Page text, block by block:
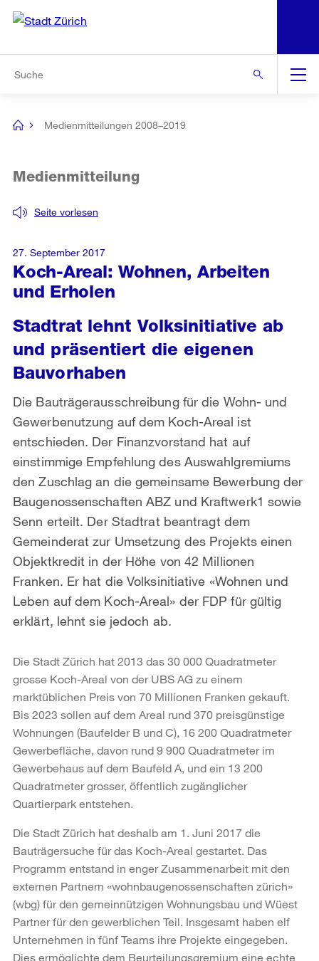
Navigation
[no
Medienmitteilungen 2008–2019
Koch-Areal: Wohnen, Arbeiten
und Erholen
Seite vorlesen
Medienmitteilung
Stadtrat lehnt Volksinitiative ab
und präsentiert die eigenen
Bauvorhaben
Die Bauträgerausschreibung für die Wohn- und
Gewerbenutzung auf dem Koch-Areal ist
entschieden. Der Finanzvorstand hat auf
einstimmige Empfehlung des Auswahlgremiums
den Zuschlag an die gemeinsame Bewerbung der
Baugenossenschaften ABZ und Kraftwerk1 sowie
Senn erteilt. Der Stadtrat beantragt dem
Gemeinderat zur Umsetzung des Projekts einen
Objektkredit in der Höhe von 42 Millionen
Franken. Er hat die Volksinitiative «Wohnen und
Leben auf dem Koch-Areal» der FDP für gültig
erklärt, lehnt sie jedoch ab.
27. September 2017
Die Stadt Zürich hat 2013 das 30 000 Quadratmeter
grosse Koch-Areal von der UBS AG zu einem
marktüblichen Preis von 70 Millionen Franken gekauft.
Bis 2023 sollen auf dem Areal rund 370 preisgünstige
Wohnungen (Baufelder B und C), 16 200 Quadratmeter
Gewerbefläche, davon rund 9 900 Quadratmeter im
Gewerbehaus auf dem Baufeld A, und ein 13 200
Quadratmeter grosser, öffentlich zugänglicher
Quartierpark entstehen.
Die Stadt Zürich hat deshalb am 1. Juni 2017 die
Bauträgersuche für das Koch-Areal gestartet. Das
Programm entstand in enger Zusammenarbeit mit den
externen Partnern «wohnbaugenossenschaften zürich»
(wbg) für den gemeinnützigen Wohnungsbau und Wüest
Partner für den gewerblichen Teil. Insgesamt haben elf
Unternehmen in fünf Teams ihre Projekte eingegeben.
Dies ermöglichte dem Beurteilungsgremium eine echte